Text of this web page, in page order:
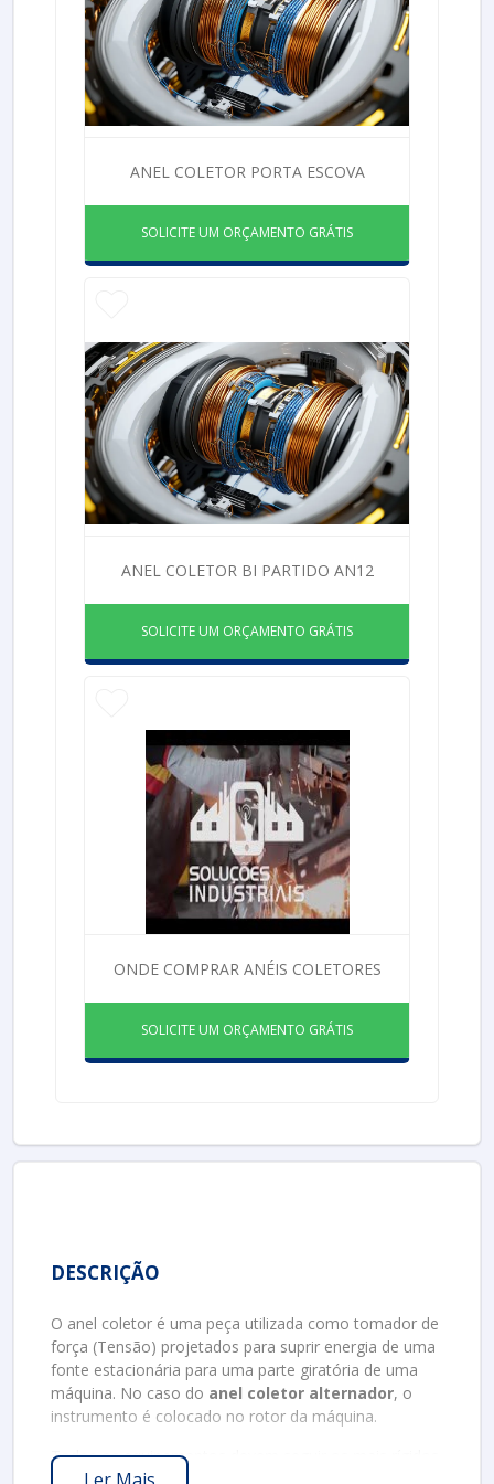
ANEL COLETOR PORTA ESCOVA
SOLICITE UM ORÇAMENTO GRÁTIS
ANEL COLETOR BI PARTIDO AN12
SOLICITE UM ORÇAMENTO GRÁTIS
ONDE COMPRAR ANÉIS COLETORES
SOLICITE UM ORÇAMENTO GRÁTIS
DESCRIÇÃO
O anel coletor é uma peça utilizada como tomador de
força (Tensão) projetados para suprir energia de uma
fonte estacionária para uma parte giratória de uma
máquina. No caso do anel coletor alternador, o
instrumento é colocado no rotor da máquina.
Todos os equipamentos devem seguir os mais rígidos
padrões de qualidade do governo federal, com
Ler Mais